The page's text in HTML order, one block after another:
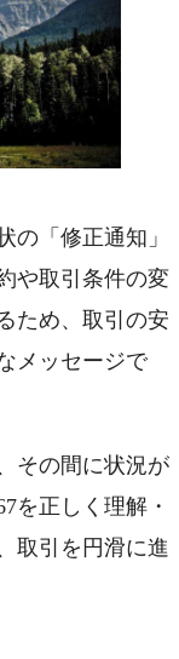
の「修正通知」
や取引条件の変
ため、取引の安
メッセージで
その間に状況が
を正しく理解・
取引を円滑に進